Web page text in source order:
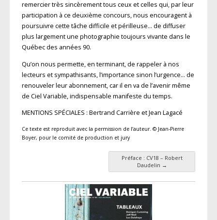
remercier très sincèrement tous ceux et celles qui, par leur
participation à ce deuxième concours, nous encouragent à
poursuivre cette tâche difficile et périlleuse… de diffuser
plus largement une photographie toujours vivante dans le
Québec des années 90.
Qu’on nous permette, en terminant, de rappeler à nos
lecteurs et sympathisants, l’importance sinon l’urgence… de
renouveler leur abonnement, car il en va de l’avenir même
de Ciel Variable, indispensable manifeste du temps.
MENTIONS SPÉCIALES : Bertrand Carrière et Jean Lagacé
Ce texte est reproduit avec la permission de l’auteur. © Jean-Pierre
Boyer, pour le comité de production et jury
Navigation des articles
Préface : CV18 – Robert
Daudelin →